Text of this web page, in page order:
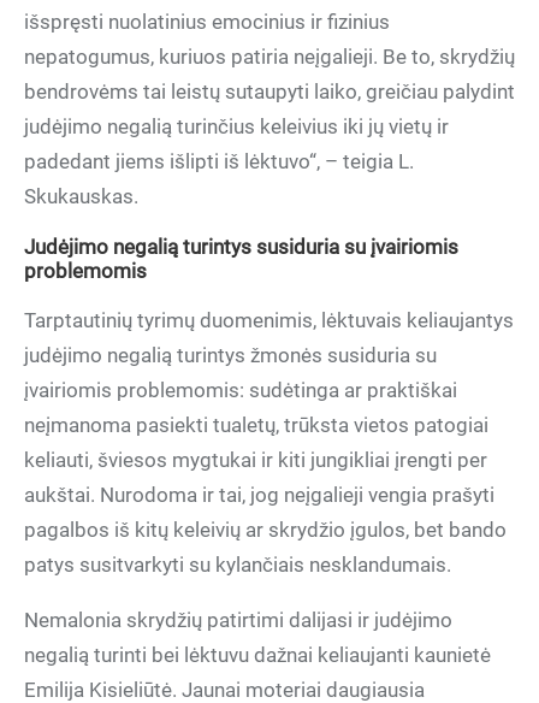
išspręsti nuolatinius emocinius ir fizinius
nepatogumus, kuriuos patiria neįgalieji. Be to, skrydžių
bendrovėms tai leistų sutaupyti laiko, greičiau palydint
judėjimo negalią turinčius keleivius iki jų vietų ir
padedant jiems išlipti iš lėktuvo“, – teigia L.
Skukauskas.
Judėjimo negalią turintys susiduria su įvairiomis
problemomis
Tarptautinių tyrimų duomenimis, lėktuvais keliaujantys
judėjimo negalią turintys žmonės susiduria su
įvairiomis problemomis: sudėtinga ar praktiškai
neįmanoma pasiekti tualetų, trūksta vietos patogiai
keliauti, šviesos mygtukai ir kiti jungikliai įrengti per
aukštai. Nurodoma ir tai, jog neįgalieji vengia prašyti
pagalbos iš kitų keleivių ar skrydžio įgulos, bet bando
patys susitvarkyti su kylančiais nesklandumais.
Nemalonia skrydžių patirtimi dalijasi ir judėjimo
negalią turinti bei lėktuvu dažnai keliaujanti kaunietė
Emilija Kisieliūtė. Jaunai moteriai daugiausia